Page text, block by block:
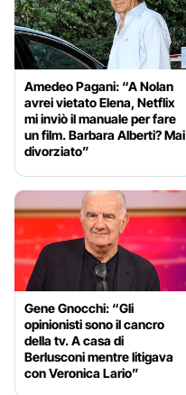
Amedeo Pagani: “A Nolan
avrei vietato Elena, Netflix
mi inviò il manuale per fare
un film. Barbara Alberti? Mai
divorziato”
Gene Gnocchi: “Gli
opinionisti sono il cancro
della tv. A casa di
Berlusconi mentre litigava
con Veronica Lario”